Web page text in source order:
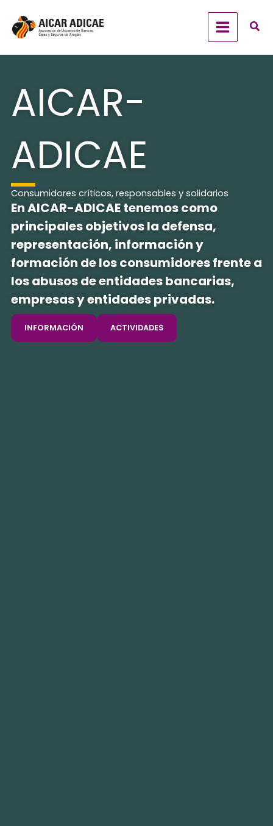
contenido
AICAR-
ADICAE
Consumidores críticos, responsables y solidarios
En AICAR-ADICAE tenemos como
principales objetivos la defensa,
representación, información y
formación de los consumidores frente a
los abusos de entidades bancarias,
empresas y entidades privadas.
INFORMACIÓN ACTIVIDADES